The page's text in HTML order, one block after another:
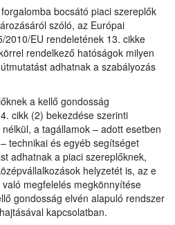
bocsátó piaci szereplők
szóló, az Európai
2010/EU rendeletének 13. cikke
rendelkező hatóságok milyen
adhatnak a szabályozás
a kellő gondosság
cikk (2) bekezdése szerinti
a tagállamok – adott esetben
technikai és egyéb segítséget
adhatnak a piaci szereplőknek,
helyzetét is, az e
megfelelés megkönnyítése
gondosság elvén alapuló rendszer
kapcsolatban.